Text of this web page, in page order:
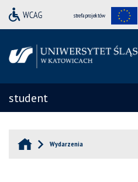
strefa projektów
student
Wydarzenia